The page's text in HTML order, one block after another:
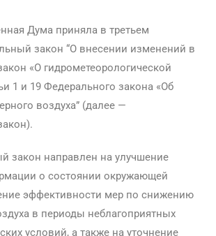
Дума приняла в третьем
закон “О внесении изменений в
«О гидрометеорологической
1 и 19 Федерального закона «Об
воздуха” (далее —
закон направлен на улучшение
о состоянии окружающей
эффективности мер по снижению
в периоды неблагоприятных
условий, а также на уточнение